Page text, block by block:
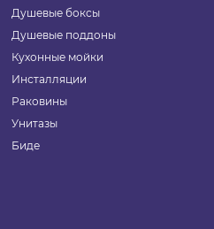
Душевые боксы
Душевые поддоны
Кухонные мойки
Инсталляции
Раковины
Унитазы
Биде